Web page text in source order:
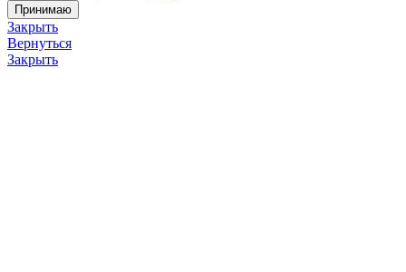
Принимаю
Закрыть
Вернуться
Закрыть